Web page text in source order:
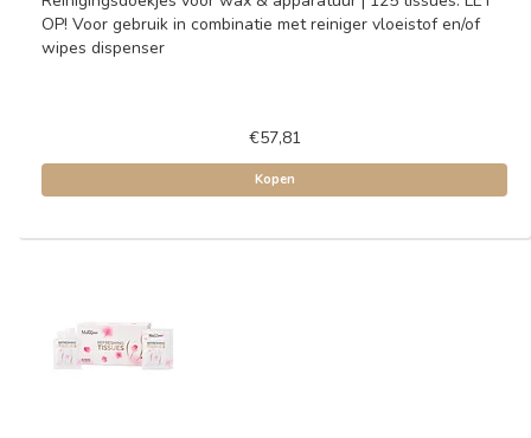
OP! Voor gebruik in combinatie met reiniger vloeistof en/of
wipes dispenser
€57,81
Kopen